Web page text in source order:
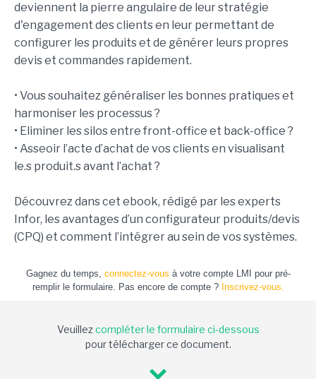
deviennent la pierre angulaire de leur stratégie
d'engagement des clients en leur permettant de
configurer les produits et de générer leurs propres
devis et commandes rapidement.
• Vous souhaitez généraliser les bonnes pratiques et
harmoniser les processus ?
• Eliminer les silos entre front-office et back-office ?
• Asseoir l’acte d’achat de vos clients en visualisant
le.s produit.s avant l’achat ?
Découvrez dans cet ebook, rédigé par les experts
Infor, les avantages d’un configurateur produits/devis
(CPQ) et comment l’intégrer au sein de vos systèmes.
Gagnez du temps, connectez-vous à votre compte LMI pour pré-
remplir le formulaire. Pas encore de compte ? Inscrivez-vous.
Veuillezcompléter le formulaire ci-dessous
pour télécharger ce document.